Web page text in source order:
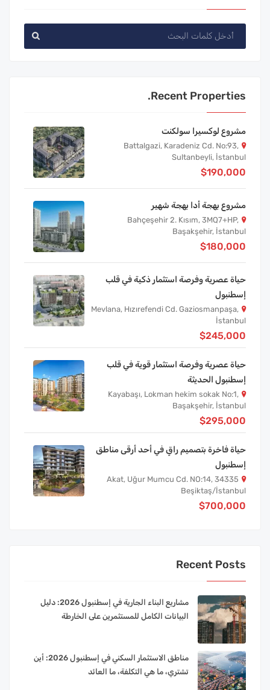
Recent Properties.
مشروع لوكسيرا سولكنت
Battalgazi, Karadeniz Cd. No:93,
Sultanbeyli, İstanbul
$190,000
مشروع بهجة أدا بهجة شهير
Bahçeşehir 2. Kısım, 3MQ7+HP,
Başakşehir, İstanbul
$180,000
حياة عصرية وفرصة استثمار ذكية في قلب
إسطنبول
Mevlana, Hızırefendi Cd. Gaziosmanpaşa,
İstanbul
$245,000
حياة عصرية وفرصة استثمار قوية في قلب
إسطنبول الحديثة
Kayabaşı, Lokman hekim sokak No:1,
Başakşehir, İstanbul
$295,000
حياة فاخرة بتصميم راقٍ في أحد أرقى مناطق
إسطنبول
Akat, Uğur Mumcu Cd. NO:14, 34335
Beşiktaş/İstanbul
$700,000
Recent Posts
مشاريع البناء الجارية في إسطنبول 2026: دليل
البيانات الكامل للمستثمرين على الخارطة
مناطق الاستثمار السكني في إسطنبول 2026: أين
تشتري، ما هي التكلفة، ما العائد